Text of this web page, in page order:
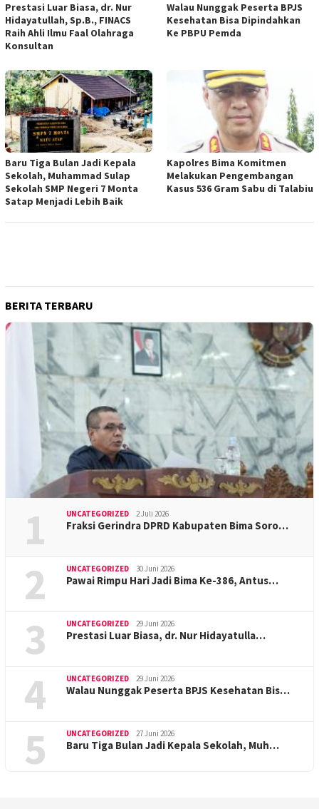
Prestasi Luar Biasa, dr. Nur
Hidayatullah, Sp.B., FINACS
Raih Ahli Ilmu Faal Olahraga
Konsultan
Walau Nunggak Peserta BPJS
Kesehatan Bisa Dipindahkan
Ke PBPU Pemda
Baru Tiga Bulan Jadi Kepala
Sekolah, Muhammad Sulap
Sekolah SMP Negeri 7 Monta
Satap Menjadi Lebih Baik
Kapolres Bima Komitmen
Melakukan Pengembangan
Kasus 536 Gram Sabu di Talabiu
BERITA TERBARU
1 UNCATEGORIZED 2 Juli 2026
Fraksi Gerindra DPRD Kabupaten Bima Soro…
2 UNCATEGORIZED 30 Juni 2026
Pawai Rimpu Hari Jadi Bima Ke-386, Antus…
3 UNCATEGORIZED 29 Juni 2026
Prestasi Luar Biasa, dr. Nur Hidayatulla…
4 UNCATEGORIZED 29 Juni 2026
Walau Nunggak Peserta BPJS Kesehatan Bis…
5 UNCATEGORIZED 27 Juni 2026
Baru Tiga Bulan Jadi Kepala Sekolah, Muh…